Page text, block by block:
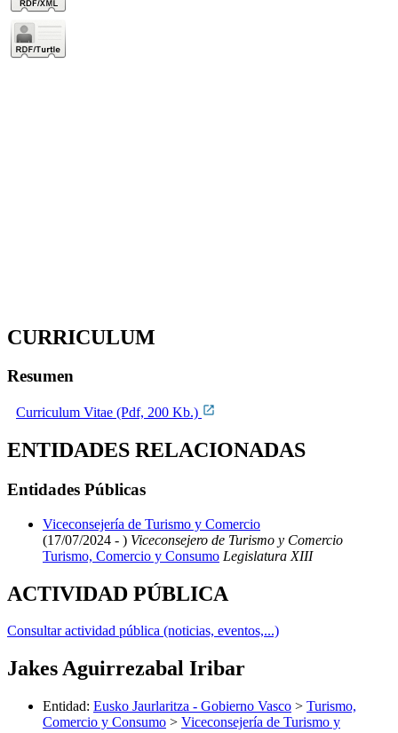
CURRICULUM
Resumen
Curriculum Vitae (Pdf, 200 Kb.)
ENTIDADES RELACIONADAS
Entidades Públicas
Viceconsejería de Turismo y Comercio
(17/07/2024 - ) Viceconsejero de Turismo y Comercio
Turismo, Comercio y Consumo Legislatura XIII
ACTIVIDAD PÚBLICA
Consultar actividad pública (noticias, eventos,...)
Jakes Aguirrezabal Iribar
Entidad: Eusko Jaurlaritza - Gobierno Vasco > Turismo,
Comercio y Consumo > Viceconsejería de Turismo y